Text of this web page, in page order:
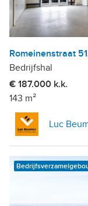
Romeinenstraat
Bedrijfshal
€ 187.000 k.k.
143 m²
Luc